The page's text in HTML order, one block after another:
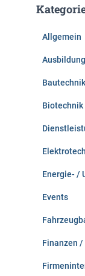
n
Allgemein
Bautechnik
Biotechnik
Energie- /
Events
Finanzen